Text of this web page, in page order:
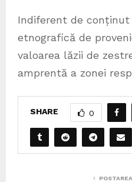
Indiferent de conținut
etnografică de
valoarea lăzii de
amprentă a zonei
SHARE 0